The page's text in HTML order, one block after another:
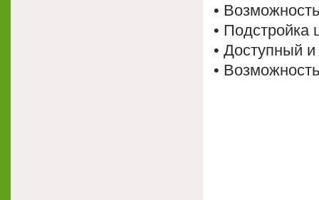
•
• Подстройка
• Доступный
•